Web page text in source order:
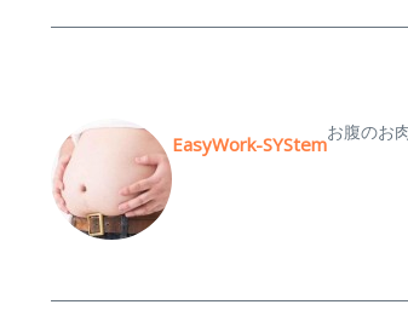
EasyWork-SYStem
お腹のお